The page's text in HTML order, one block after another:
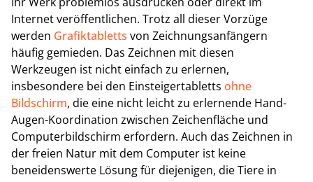
Internet veröffentlichen. Trotz all dieser Vorzüge
werden Grafiktabletts von Zeichnungsanfängern
häufig gemieden. Das Zeichnen mit diesen
Werkzeugen ist nicht einfach zu erlernen,
insbesondere bei den Einsteigertabletts ohne
Bildschirm, die eine nicht leicht zu erlernende Hand-
Augen-Koordination zwischen Zeichenfläche und
Computerbildschirm erfordern. Auch das Zeichnen in
der freien Natur mit dem Computer ist keine
beneidenswerte Lösung für diejenigen, die Tiere in